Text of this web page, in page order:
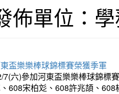
佈單位：
盃樂樂棒球錦標賽榮獲季軍
7(六)參加河東盃樂樂棒球錦標
608宋柏彣、608許兆頡、